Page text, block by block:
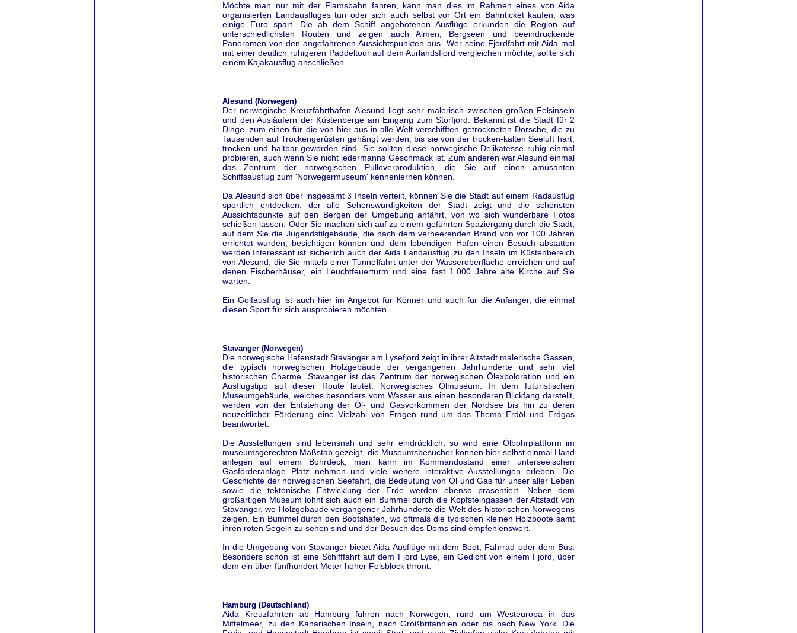
Möchte man nur mit der Flamsbahn fahren, kann man dies im Rahmen eines von Aida
organisierten Landausfluges tun oder sich auch selbst vor Ort ein Bahnticket kaufen, was
einige Euro spart. Die ab dem Schiff angebotenen Ausflüge erkunden die Region auf
unterschiedlichsten Routen und zeigen auch Almen, Bergseen und beeindruckende
Panoramen von den angefahrenen Aussichtspunkten aus. Wer seine Fjordfahrt mit Aida mal
mit einer deutlich ruhigeren Paddeltour auf dem Aurlandsfjord vergleichen möchte, sollte sich
einem Kajakausflug anschließen.
Alesund (Norwegen)
Der norwegische Kreuzfahrthafen Alesund liegt sehr malerisch zwischen großen Felsinseln
und den Ausläufern der Küstenberge am Eingang zum Storfjord. Bekannt ist die Stadt für 2
Dinge, zum einen für die von hier aus in alle Welt verschifften getrockneten Dorsche, die zu
Tausenden auf Trockengerüsten gehängt werden, bis sie von der trocken-kalten Seeluft hart,
trocken und haltbar geworden sind. Sie sollten diese norwegische Delikatesse ruhig einmal
probieren, auch wenn Sie nicht jedermanns Geschmack ist. Zum anderen war Alesund einmal
das Zentrum der norwegischen Pulloverproduktion, die Sie auf einen amüsanten
Schiffsausflug zum 'Norwegermuseum' kennenlernen können.
Da Alesund sich über insgesamt 3 Inseln verteilt, können Sie die Stadt auf einem Radausflug
sportlich entdecken, der alle Sehenswürdigkeiten der Stadt zeigt und die schönsten
Aussichtspunkte auf den Bergen der Umgebung anfährt, von wo sich wunderbare Fotos
schießen lassen. Oder Sie machen sich auf zu einem geführten Spaziergang durch die Stadt,
auf dem Sie die Jugendstilgebäude, die nach dem verheerenden Brand von vor 100 Jahren
errichtet wurden, besichtigen können und dem lebendigen Hafen einen Besuch abstatten
werden.Interessant ist sicherlich auch der Aida Landausflug zu den Inseln im Küstenbereich
von Alesund, die Sie mittels einer Tunnelfahrt unter der Wasseroberfläche erreichen und auf
denen Fischerhäuser, ein Leuchtfeuerturm und eine fast 1.000 Jahre alte Kirche auf Sie
warten.
Ein Golfausflug ist auch hier im Angebot für Könner und auch für die Anfänger, die einmal
diesen Sport für sich ausprobieren möchten.
Stavanger (Norwegen)
Die norwegische Hafenstadt Stavanger am Lysefjord zeigt in ihrer Altstadt malerische Gassen,
die typisch norwegischen Holzgebäude der vergangenen Jahrhunderte und sehr viel
historischen Charme. Stavanger ist das Zentrum der norwegischen Ölexpoloration und ein
Ausflugstipp auf dieser Route lautet: Norwegisches Ölmuseum. In dem futuristischen
Museumgebäude, welches besonders vom Wasser aus einen besonderen Blickfang darstellt,
werden von der Entstehung der Öl- und Gasvorkommen der Nordsee bis hin zu deren
neuzeitlicher Förderung eine Vielzahl von Fragen rund um das Thema Erdöl und Erdgas
beantwortet.
Die Ausstellungen sind lebensnah und sehr eindrücklich, so wird eine Ölbohrplattform im
museumsgerechten Maßstab gezeigt, die Museumsbesucher können hier selbst einmal Hand
anlegen auf einem Bohrdeck, man kann im Kommandostand einer unterseeischen
Gasförderanlage Platz nehmen und viele weitere interaktive Ausstellungen erleben. Die
Geschichte der norwegischen Seefahrt, die Bedeutung von Öl und Gas für unser aller Leben
sowie die tektonische Entwicklung der Erde werden ebenso präsentiert. Neben dem
großartigen Museum lohnt sich auch ein Bummel durch die Kopfsteingassen der Altstadt von
Stavanger, wo Holzgebäude vergangener Jahrhunderte die Welt des historischen Norwegens
zeigen. Ein Bummel durch den Bootshafen, wo oftmals die typischen kleinen Holzboote samt
ihren roten Segeln zu sehen sind und der Besuch des Doms sind empfehlenswert.
In die Umgebung von Stavanger bietet Aida Ausflüge mit dem Boot, Fahrrad oder dem Bus.
Besonders schön ist eine Schifffahrt auf dem Fjord Lyse, ein Gedicht von einem Fjord, über
dem ein über fünfhundert Meter hoher Felsblock thront.
Hamburg (Deutschland)
Aida Kreuzfahrten ab Hamburg führen nach Norwegen, rund um Westeuropa in das
Mittelmeer, zu den Kanarischen Inseln, nach Großbritannien oder bis nach New York. Die